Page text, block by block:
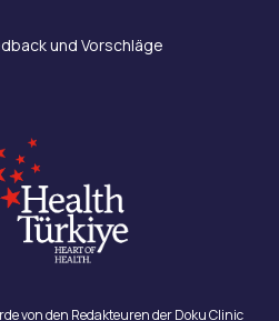
und Vorschläge
von den Redakteuren der Doku Clinic